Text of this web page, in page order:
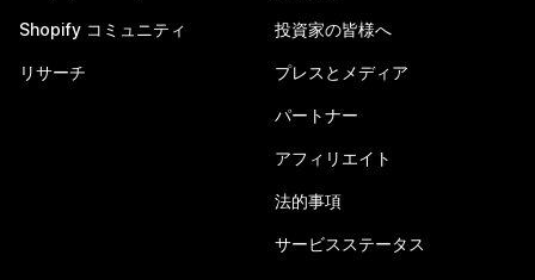
Shopify コミュニティ
リサーチ
投資家の皆様へ
プレスとメディア
パートナー
アフィリエイト
法的事項
サービスステータス